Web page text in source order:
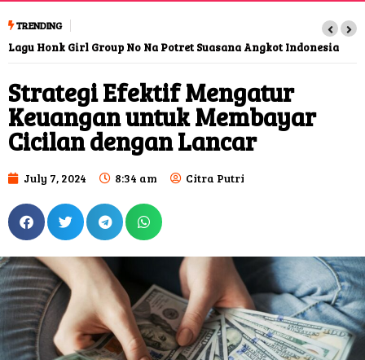
TRENDING
Lagu Honk Girl Group No Na Potret Suasana Angkot Indonesia
Strategi Efektif Mengatur
Keuangan untuk Membayar
Cicilan dengan Lancar
July 7, 2024 8:34 am Citra Putri